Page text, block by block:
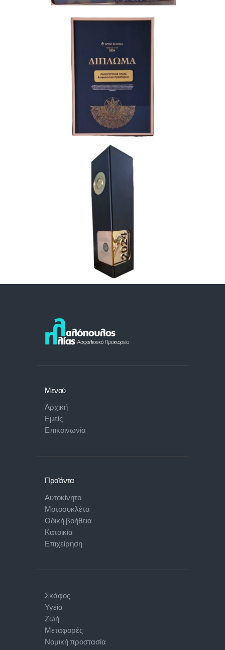
Μενού
Αρχική
Εμείς
Επικοινωνία
Προϊόντα
Αυτοκίνητο
Μοτοσυκλέτα
Οδική βοήθεια
Κατοικία
Επιχείρηση
Σκάφος
Υγεία
Ζωή
Μεταφορές
Νομική προστασία